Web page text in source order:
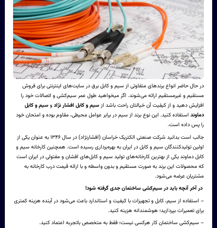
در حال حاضر انواع برندهای متفاوتی از سیم و کابل برق در سایت‌های اینترنتی برای فروش
مستقیم و غیرمستقیم ارائه می‌شوند. اگر میخواهید طول عمر سیم‌کشی و اتصالات خود را
افزایش دهید و از کیفیت آن خیالتان راحت باشد ازسیم و کابل افشار نژادوسیم و کابل
دماوند استفاده کنید. این نوع برند از سیم در برابر عوامل محیطی، مقاوم بوده و امتحان خود
را پس داده است.
جالب است بدانید شرکت صنعتی الکتریک خراسان (افشارنژاد) در سال ۱۳۴۶ به عنوان یکی از
اولین تولیدکنندگان سیم و کابل در ایران به بهره‌برداری رسیده است. همچنین کارخانه سیم و
کابل دماوند یکی از بهترین کارخانه‌های تولید سیم و کابل‌های افشان و مفتولی در ایران است
که محصولات این برند به صورت مستقیم و بدون واسطه و با ارائه قیمت درب کارخانه به
مشتریان عرضه می‌شود.
در آخر آنچه باید در سیم‌کشی ساختمان جدی گرفته شود!
– استفاده از سیم، کابل و تجهیزات با کیفیت و استاندارد باعث می‌شود در آینده هزینه کمتری
برای تعمیرات بپردازید؛ هوشمندانه هزینه کنید.
– سیم‌کشی ساختمان کار هرکسی نیست؛ فقط به متخصص باتجربه اعتماد کنید.